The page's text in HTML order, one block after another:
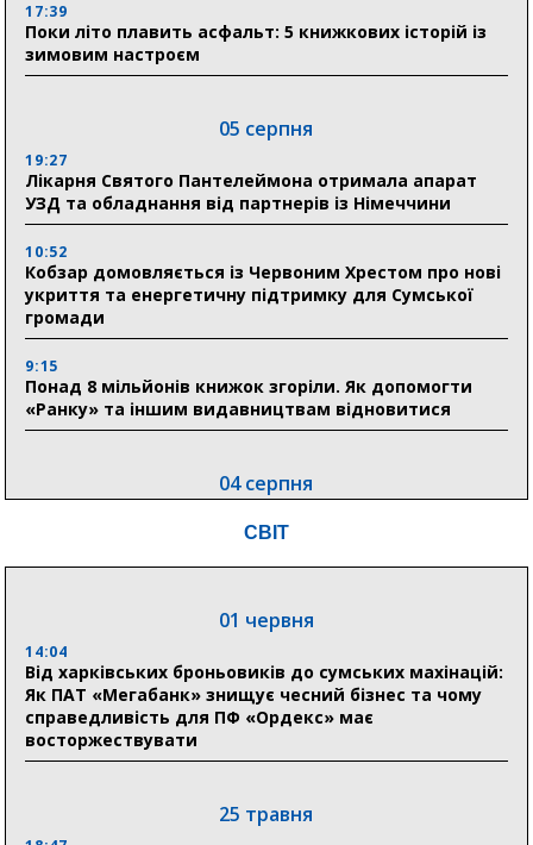
17:39
Поки літо плавить асфальт: 5 книжкових історій із
зимовим настроєм
05 серпня
19:27
Лікарня Святого Пантелеймона отримала апарат
УЗД та обладнання від партнерів із Німеччини
10:52
Кобзар домовляється із Червоним Хрестом про нові
укриття та енергетичну підтримку для Сумської
громади
9:15
Понад 8 мільйонів книжок згоріли. Як допомогти
«Ранку» та іншим видавництвам відновитися
04 серпня
Пенсійний фонд Сумщини спрямував 0,2 млрд грн
18:54
Романько розширює програму відпочинку дітей із
прифронтової Сумщини: перша група оздоровилася
в Австрії
Ніколаєнко: у Сумах погодили 115 компенсацій на
СВІТ
01 червня
14:04
Від харківських броньовиків до сумських махінацій:
Як ПАТ «Мегабанк» знищує чесний бізнес та чому
справедливість для ПФ «Ордекс» має
восторжествувати
25 травня